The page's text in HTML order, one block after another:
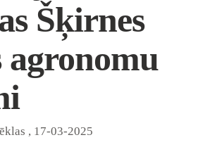
Šķirnes
agronomu
, 17-03-2025